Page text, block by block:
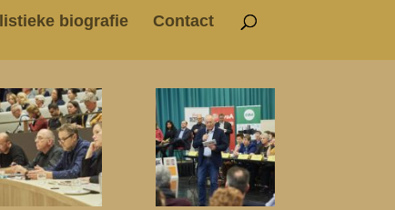
biografie Contact